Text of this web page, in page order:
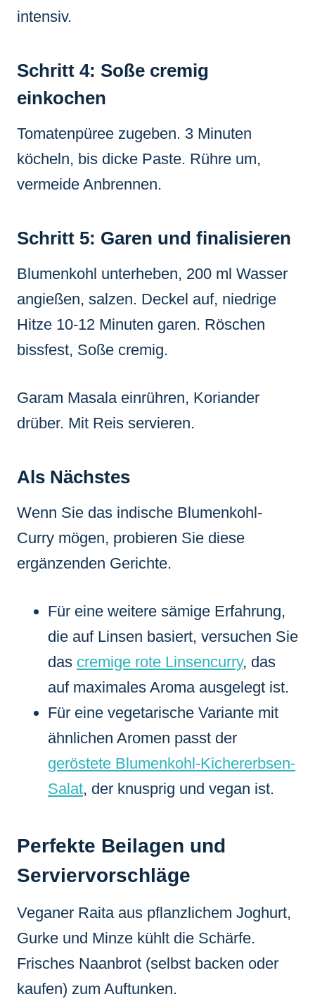
intensiv.
Schritt 4: Soße cremig
einkochen
Tomatenpüree zugeben. 3 Minuten
köcheln, bis dicke Paste. Rühre um,
vermeide Anbrennen.
Schritt 5: Garen und finalisieren
Blumenkohl unterheben, 200 ml Wasser
angießen, salzen. Deckel auf, niedrige
Hitze 10-12 Minuten garen. Röschen
bissfest, Soße cremig.
Garam Masala einrühren, Koriander
drüber. Mit Reis servieren.
Als Nächstes
Wenn Sie das indische Blumenkohl-
Curry mögen, probieren Sie diese
ergänzenden Gerichte.
Für eine weitere sämige Erfahrung,
die auf Linsen basiert, versuchen Sie
das cremige rote Linsencurry, das
auf maximales Aroma ausgelegt ist.
Für eine vegetarische Variante mit
ähnlichen Aromen passt der
geröstete Blumenkohl-Kichererbsen-
Salat, der knusprig und vegan ist.
Perfekte Beilagen und
Serviervorschläge
Veganer Raita aus pflanzlichem Joghurt,
Gurke und Minze kühlt die Schärfe.
Frisches Naanbrot (selbst backen oder
kaufen) zum Auftunken.